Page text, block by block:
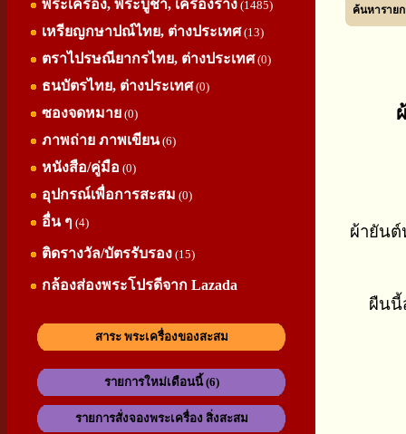
พระเครื่อง, พระบูชา, เครื่องราง (1485)
เหรียญกษาปณ์ไทย, ต่างประเทศ(13)
ตราไปรษณียากรไทย, ต่างประเทศ(0)
ธนบัตรไทย, ต่างประเทศ(0)
ซองจดหมาย (0)
ภาพถ่าย ภาพเขียน(6)
หนังสือ/คู่มือ (0)
อุปกรณ์เพื่อการสะสม (0)
อื่น ๆ (4)
ติดรางวัล/บัตรรับรอง (15)
กล้องส่องพระโปรดีจาก Lazada
สาระ พระเครื่องของสะสม
รายการใหม่เดือนนี้ (6)
รายการสั่งจองพระเครื่อง สิ่งสะสม
ค้นหารายก
ผ้ายันต์
ผืนนี้